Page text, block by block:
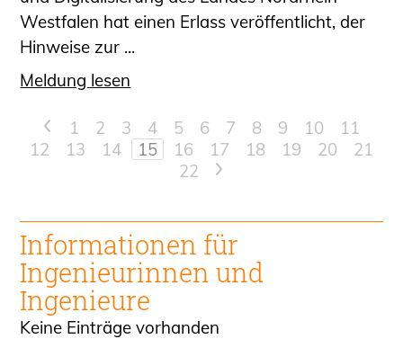
Westfalen hat einen Erlass veröffentlicht, der
Hinweise zur ...
Meldung lesen
< 1 2 3 4 5 6 7 8 9 10
11
12
13 14 15 16 17 18 19 20
21
22
>
Informationen für
Ingenieurinnen und
Ingenieure
Keine Einträge vorhanden